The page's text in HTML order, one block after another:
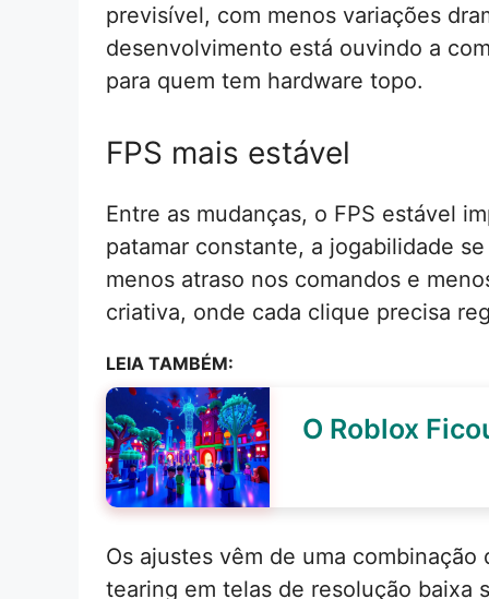
previsível, com menos variações
desenvolvimento está ouvindo a
para quem tem hardware topo.
FPS mais estável
Entre as mudanças, o FPS estável
patamar constante, a jogabilidade
menos atraso nos comandos e
criativa, onde cada clique precisa
LEIA TAMBÉM:
O Roblox
Os ajustes vêm de uma
tearing em telas de resolução baixa